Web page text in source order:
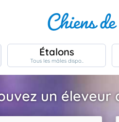
Étalons
Tous les mâles dispo..
un éleveur